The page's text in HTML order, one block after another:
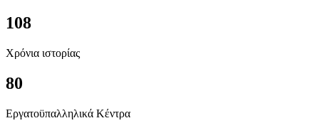
108
Χρόνια ιστορίας
80
Εργατοϋπαλληλικά Κέντρα